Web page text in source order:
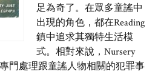
足為奇了。在眾多童謠中
出現的角色，都在Reading
鎮中追求其獨特生活模
式。相對來說，Nursery
門處理跟童謠人物相關的犯罪事